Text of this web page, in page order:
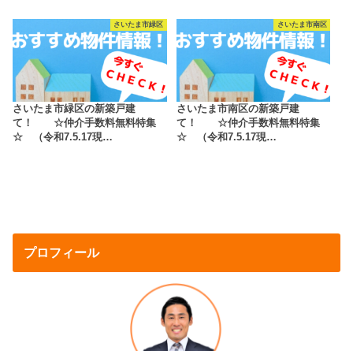
さいたま市緑区
さいたま市緑区の新築戸建
て！ ☆仲介手数料無料特集
☆ （令和7.5.17現…
さいたま市南区
さいたま市南区の新築戸建
て！ ☆仲介手数料無料特集
☆ （令和7.5.17現…
プロフィール